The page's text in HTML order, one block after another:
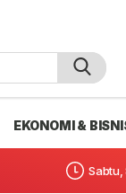
EKONOMI &
Sabtu,